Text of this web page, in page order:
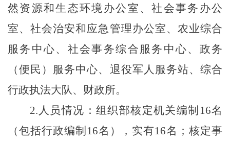
然资源和生态环境办公室、社会事务办公
室、社会治安和应急管理办公室、农业综合
服务中心、社会事务综合服务中心、政务
（便民）服务中心、退役军人服务站、综合
行政执法大队、财政所。
2.人员情况：组织部核定机关编制16名
（包括行政编制16名），实有16名；核定事